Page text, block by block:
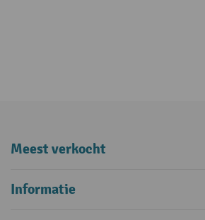
Meest verkocht
Informatie